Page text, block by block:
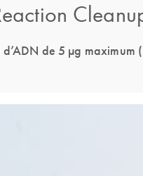
de 5 µg